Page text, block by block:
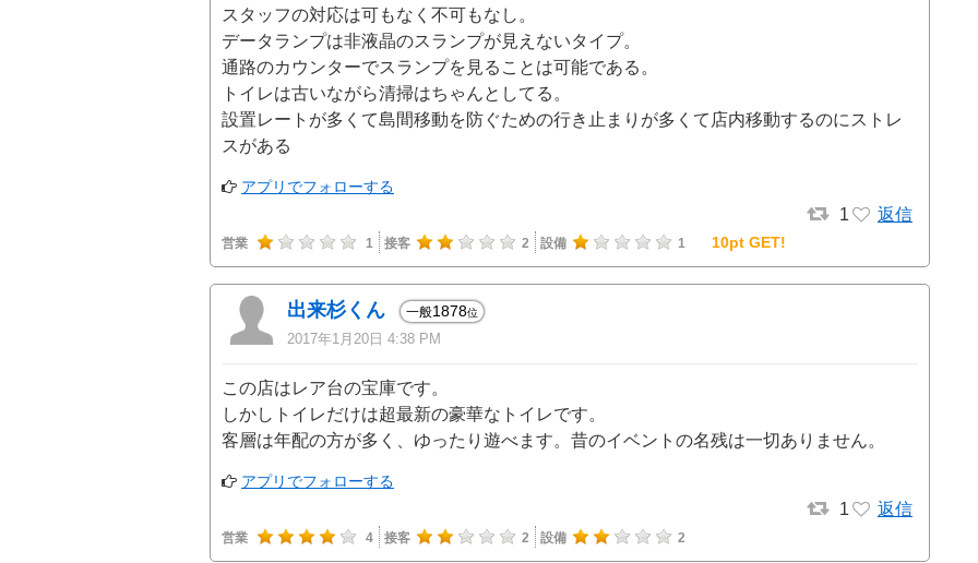
スタッフの対応は可もなく不可もなし。
データランプは非液晶のスランプが見えないタイプ。
通路のカウンターでスランプを見ることは可能である。
トイレは古いながら清掃はちゃんとしてる。
設置レートが多くて島間移動を防ぐための行き止まりが多くて店内移動するのにストレ
スがある
アプリでフォローする
1 返信
営業 1 接客 2 設備 1 10pt GET!
出来杉くん 一般1878位
2017年1月20日 4:38 PM
この店はレア台の宝庫です。
しかしトイレだけは超最新の豪華なトイレです。
客層は年配の方が多く、ゆったり遊べます。昔のイベントの名残は一切ありません。
アプリでフォローする
1 返信
営業 4 接客 2 設備 2